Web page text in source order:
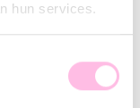
hun services.
een
kralen